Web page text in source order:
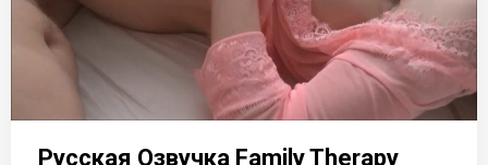
Русская Озвучка Family Therapy